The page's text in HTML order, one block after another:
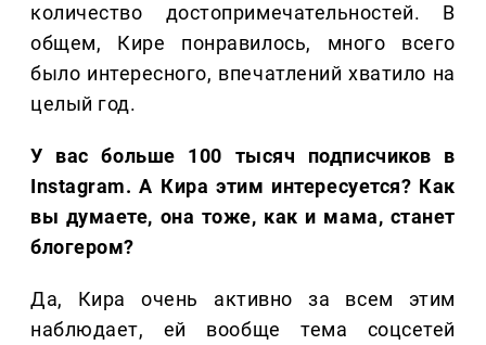
количество достопримечательностей. В
общем, Кире понравилось, много всего
было интересного, впечатлений хватило на
целый год.
У вас больше 100 тысяч подписчиков в
Instagram. А Кира этим интересуется? Как
вы думаете, она тоже, как и мама, станет
блогером?
Да, Кира очень активно за всем этим
наблюдает, ей вообще тема соцсетей